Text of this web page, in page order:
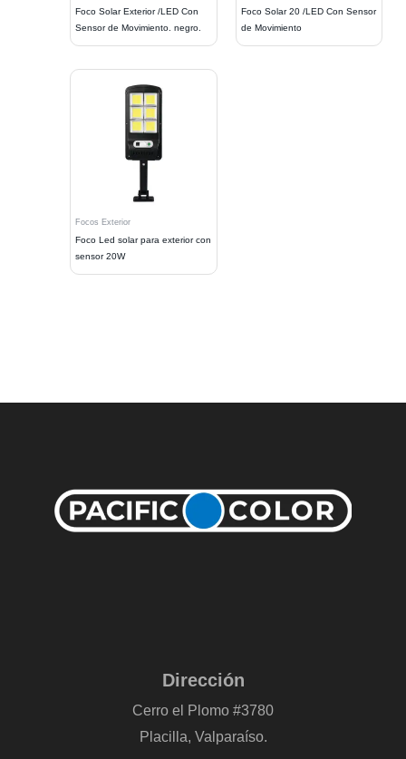
Foco Solar Exterior /LED Con
Sensor de Movimiento. negro.
Foco Solar 20 /LED Con Sensor
de Movimiento
Focos Exterior
Foco Led solar para exterior con
sensor 20W
Dirección
Cerro el Plomo #3780
Placilla, Valparaíso.